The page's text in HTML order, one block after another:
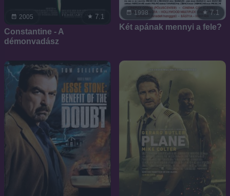
2005 7.1
Constantine - A
démonvadász
1998 7.1
Két apának mennyi a fele?